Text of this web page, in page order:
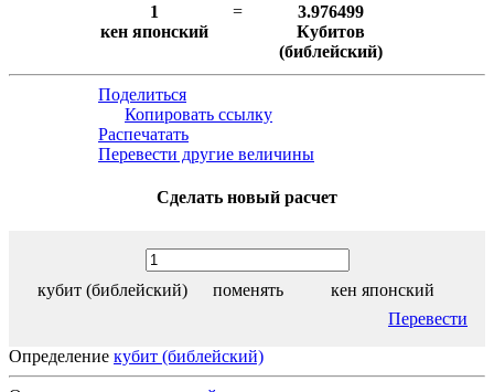
1
кен японский
=
3.976499
Кубитов
(библейский)
Поделиться
Копировать ссылку
Распечатать
Перевести другие величины
Сделать новый расчет
кубит (библейский) поменять
кен японский
Перевести
Определение кубит (библейский)